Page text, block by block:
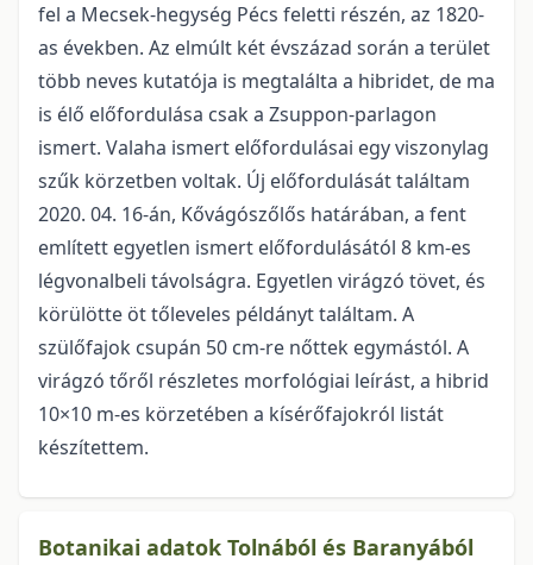
fel a Mecsek-hegység Pécs feletti ré­szén, az 1820-
as években. Az elmúlt két évszázad során a terület
több neves kutatója is megtalálta a hibridet, de ma
is élő előfordulása csak a Zsuppon-parlagon
ismert. Valaha ismert előfordulásai egy viszonylag
szűk körzetben voltak. Új előfordulását találtam
2020. 04. 16-án, Kővágószőlős határában, a fent
említett egyetlen ismert előfordulásától 8 km-es
légvonalbeli távolságra. Egyetlen virágzó tövet, és
körülötte öt tőleveles példányt találtam. A
szülőfajok csupán 50 cm-re nőttek egymástól. A
virágzó tőről részletes morfológiai leírást, a hibrid
10×10 m-es körzetében a kísérőfajokról listát
készítettem.
Botanikai adatok Tolnából és Baranyából